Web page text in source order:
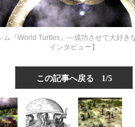
ム『World Turtles』―成功させて大好き
インタビュー】
この記事へ戻る 1/5